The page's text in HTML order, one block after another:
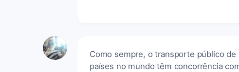
Como sempre, o transporte público
países no mundo têm concorrência